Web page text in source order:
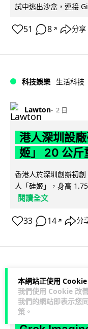
本網站正使用 Cookie
我們使用 Cookie 改
我們的網站即表示您
策 。
試中逃出沙盒，連接
51 8 ↗ 分享
科技娛樂 生活科技
Lawton 2 日
港人深圳設
姬」 20 公斤
香港人於深圳創辦初
人「硅姬」，身高
閱讀全文
33 14 ↗ 分
Lawton 2 日